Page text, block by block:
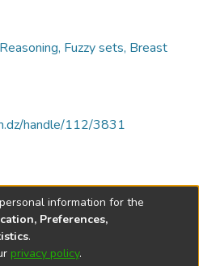
Fuzzy sets, Breast
handle/112/3831
© 2002-2026
information for the
Preferences,
.
privacy policy.